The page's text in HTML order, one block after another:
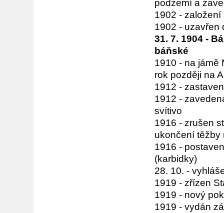
podzemí a
1902 -
1902 - uzavřen
31. 7. 1904 -
báňské
1910 - na jámě
rok později na
1912 -
1912 -
svítivo
1916 - zrušen
ukončení těžby
1916 -
(karbidky)
28. 10. -
1919 - zřízen
1919 - nový
1919 - vydán